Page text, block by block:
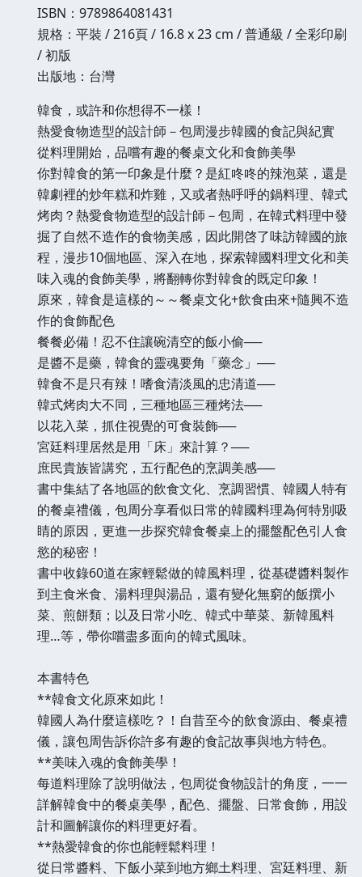
ISBN：9789864081431
規格：平裝 / 216頁 / 16.8 x 23 cm / 普通級 / 全彩印刷
/ 初版
出版地：台灣
韓食，或許和你想得不一樣！
熱愛食物造型的設計師－包周漫步韓國的食記與紀實
從料理開始，品嚐有趣的餐桌文化和食飾美學
你對韓食的第一印象是什麼？是紅咚咚的辣泡菜，還是
韓劇裡的炒年糕和炸雞，又或者熱呼呼的鍋料理、韓式
烤肉？熱愛食物造型的設計師－包周，在韓式料理中發
掘了自然不造作的食物美感，因此開啓了味訪韓國的旅
程，漫步10個地區、深入在地，探索韓國料理文化和美
味入魂的食飾美學，將翻轉你對韓食的既定印象！
原來，韓食是這樣的～～餐桌文化+飲食由來+隨興不造
作的食飾配色
餐餐必備！忍不住讓碗清空的飯小偷──
是醬不是藥，韓食的靈魂要角「藥念」──
韓食不是只有辣！嗜食清淡風的忠清道──
韓式烤肉大不同，三種地區三種烤法──
以花入菜，抓住視覺的可食裝飾──
宮廷料理居然是用「床」來計算？──
庶民貴族皆講究，五行配色的烹調美感──
書中集結了各地區的飲食文化、烹調習慣、韓國人特有
的餐桌禮儀，包周分享看似日常的韓國料理為何特別吸
睛的原因，更進一步探究韓食餐桌上的擺盤配色引人食
慾的秘密！
書中收錄60道在家輕鬆做的韓風料理，從基礎醬料製作
到主食米食、湯料理與湯品，還有變化無窮的飯撰小
菜、煎餅類；以及日常小吃、韓式中華菜、新韓風料
理…等，帶你嚐盡多面向的韓式風味。
本書特色
**韓食文化原來如此！
韓國人為什麼這樣吃？！自昔至今的飲食源由、餐桌禮
儀，讓包周告訴你許多有趣的食記故事與地方特色。
**美味入魂的食飾美學！
每道料理除了說明做法，包周從食物設計的角度，一一
詳解韓食中的餐桌美學，配色、擺盤、日常食飾，用設
計和圖解讓你的料理更好看。
**熱愛韓食的你也能輕鬆料理！
從日常醬料、下飯小菜到地方鄉土料理、宮廷料理、新